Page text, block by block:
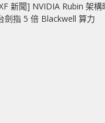
新聞] NVIDIA Rubin 架
劍指 5 倍 Blackwell 算力